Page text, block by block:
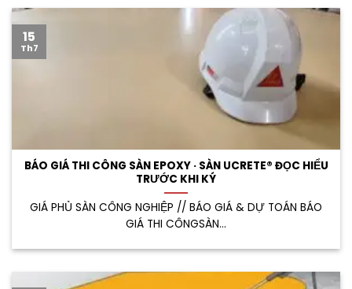
BÁO GIÁ THI CÔNG SÀN EPOXY · SÀN UCRETE® ĐỌC HIỂU
TRƯỚC KHI KÝ
GIÁ PHỦ SÀN CÔNG NGHIỆP // BÁO GIÁ & DỰ TOÁN BÁO
GIÁ THI CÔNGSÀN...
15
Th7